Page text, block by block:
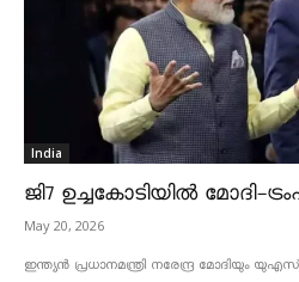
India
ജി7 ഉച്ചകോടിയിൽ മോദി-
May 20, 2026
ഇന്ത്യൻ പ്രധാനമന്ത്രി നരേന്ദ്ര മോദിയും